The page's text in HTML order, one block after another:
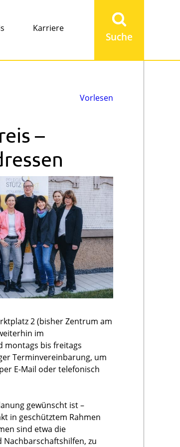
Karriere
eingeben
Vorlesen
–
2 (bisher Zentrum am
im
montags bis freitags
Terminvereinbarung, um
E-Mail oder telefonisch
gewünscht ist –
in geschütztem Rahmen
sind etwa die
Nachbarschaftshilfen, zu